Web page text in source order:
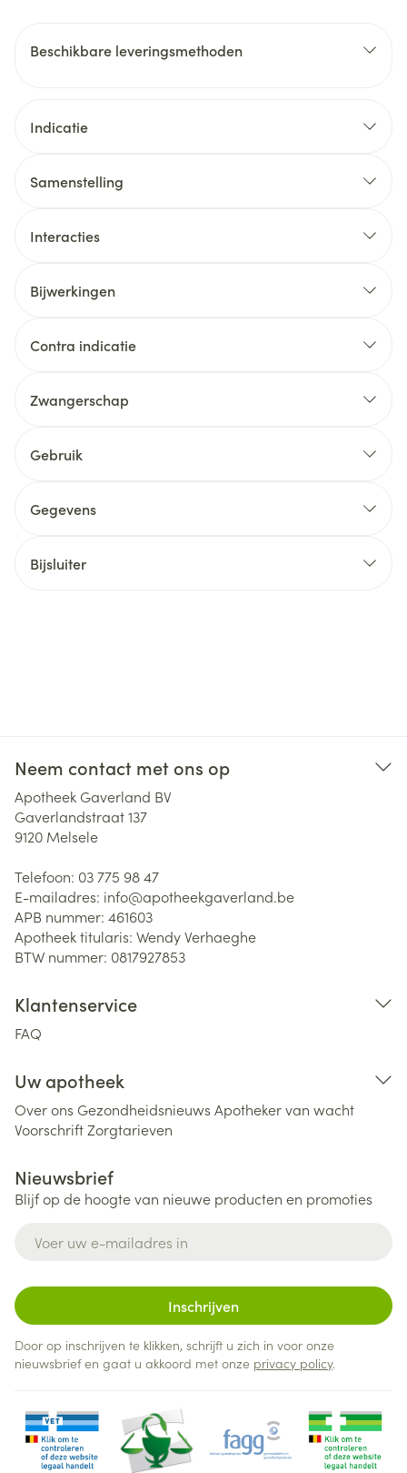
Beschikbare leveringsmethoden
Indicatie
Samenstelling
Interacties
Bijwerkingen
Contra indicatie
Zwangerschap
Gebruik
Gegevens
Bijsluiter
Neem contact met ons op
Apotheek Gaverland BV
Gaverlandstraat 137
9120 Melsele
Telefoon: 03 775 98 47
E-mailadres: info@apotheekgaverland.be
APB nummer: 461603
Apotheek titularis: Wendy Verhaeghe
BTW nummer: 0817927853
Klantenservice
FAQ
Uw apotheek
Over ons Gezondheidsnieuws Apotheker van wacht
VoorschriftZorgtarieven
Nieuwsbrief
Blijf op de hoogte van nieuwe producten en promoties
Inschrijven
Door op inschrijven te klikken, schrijft u zich in voor onze
nieuwsbrief en gaat u akkoord met onze privacy policy.